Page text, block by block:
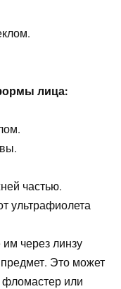
лица:
частью.
ультрафиолета
через линзу
Это может
фломастер или